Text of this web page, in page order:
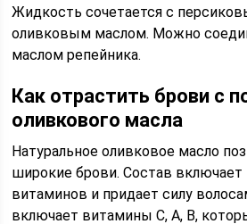
Жидкость сочетается с
оливковым маслом. Можно
маслом репейника.
Как отрастить брови с
оливкового масла
Натуральное оливковое масло
широкие брови. Состав
витаминов и придает силу
включает витамины С, А, В,